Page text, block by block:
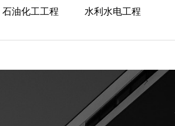
石油化工工程 水利水电工程